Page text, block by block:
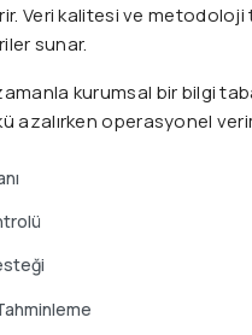
Veri kalitesi ve metodoloji
sunar.
kurumsal bir bilgi
azalırken operasyonel